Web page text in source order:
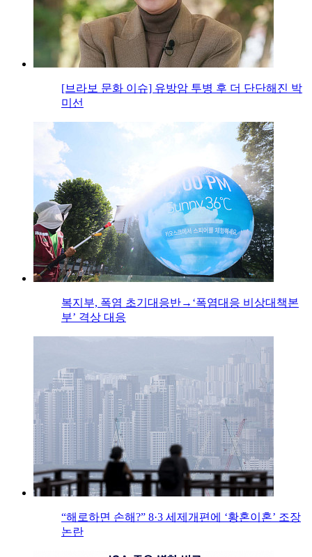
[브라보 문화 이슈] 유방암 투병 후 더 단단해진 박
미선
복지부, 폭염 초기대응반→‘폭염대응 비상대책본
부’ 격상 대응
“해로하면 손해?” 8·3 세제개편에 ‘황혼이혼’ 조장
논란